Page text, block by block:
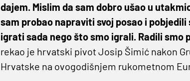
dajem. Mislim da sam dobro ušao u
sam probao napraviti svoj posao i
igrati sada nego što smo igrali. Radili smo
rekao je hrvatski pivot Josip Šimić nakon
Hrvatske na ovogodišnjem rukometnom